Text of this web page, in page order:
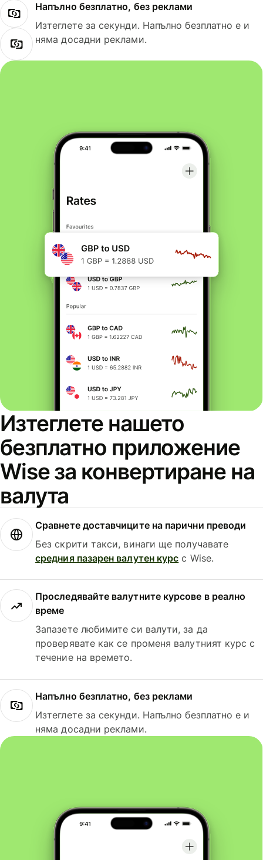
Напълно безплатно, без реклами
Изтеглете за секунди. Напълно безплатно е и
няма досадни реклами.
Изтеглете нашето
безплатно приложение
Wise за конвертиране на
валута
Сравнете доставчиците на парични преводи
Без скрити такси, винаги ще получавате
средния пазарен валутен курс с Wise.
Проследявайте валутните курсове в реално
време
Запазете любимите си валути, за да
проверявате как се променя валутният курс с
течение на времето.
Напълно безплатно, без реклами
Изтеглете за секунди. Напълно безплатно е и
няма досадни реклами.